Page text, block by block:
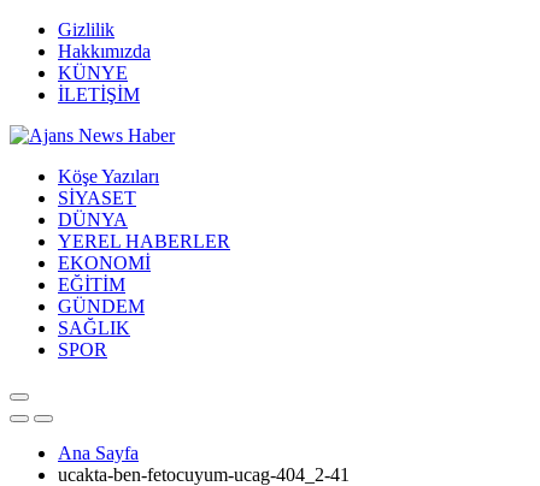
Gizlilik
Hakkımızda
KÜNYE
İLETİŞİM
Köşe Yazıları
SİYASET
DÜNYA
YEREL HABERLER
EKONOMİ
EĞİTİM
GÜNDEM
SAĞLIK
SPOR
Ana Sayfa
ucakta-ben-fetocuyum-ucag-404_2-41